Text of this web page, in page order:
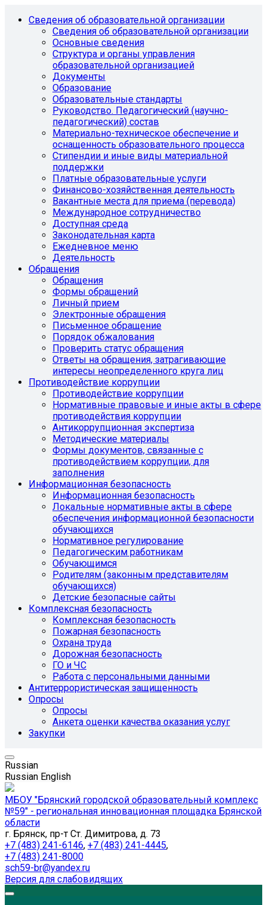
Сведения об образовательной организации
Сведения об образовательной организации
Основные сведения
Структура и органы управления
образовательной организацией
Документы
Образование
Образовательные стандарты
Руководство. Педагогический (научно-
педагогический) состав
Материально-техническое обеспечение и
оснащенность образовательного процесса
Стипендии и иные виды материальной
поддержки
Платные образовательные услуги
Финансово-хозяйственная деятельность
Вакантные места для приема (перевода)
Международное сотрудничество
Доступная среда
Законодательная карта
Ежедневное меню
Деятельность
Обращения
Обращения
Формы обращений
Личный прием
Электронные обращения
Письменное обращение
Порядок обжалования
Проверить статус обращения
Ответы на обращения, затрагивающие
интересы неопределенного круга лиц
Противодействие коррупции
Противодействие коррупции
Нормативные правовые и иные акты в сфере
противодействия коррупции
Антикоррупционная экспертиза
Методические материалы
Формы документов, связанные с
противодействием коррупции, для
заполнения
Информационная безопасность
Информационная безопасность
Локальные нормативные акты в сфере
обеспечения информационной безопасности
обучающихся
Нормативное регулирование
Педагогическим работникам
Обучающимся
Родителям (законным представителям
обучающихся)
Детские безопасные сайты
Комплексная безопасность
Комплексная безопасность
Пожарная безопасность
Охрана труда
Дорожная безопасность
ГО и ЧС
Работа с персональными данными
Антитеррористическая защищенность
Опросы
Опросы
Анкета оценки качества оказания услуг
Закупки
Russian
Russian English
МБОУ "Брянский городской образовательный комплекс
№59" - региональная инновационная площадка Брянской
области
г. Брянск, пр-т Ст. Димитрова, д. 73
+7 (483) 241-6146, +7 (483) 241-4445,
+7 (483) 241-8000
sch59-br@yandex.ru
Версия для слабовидящих